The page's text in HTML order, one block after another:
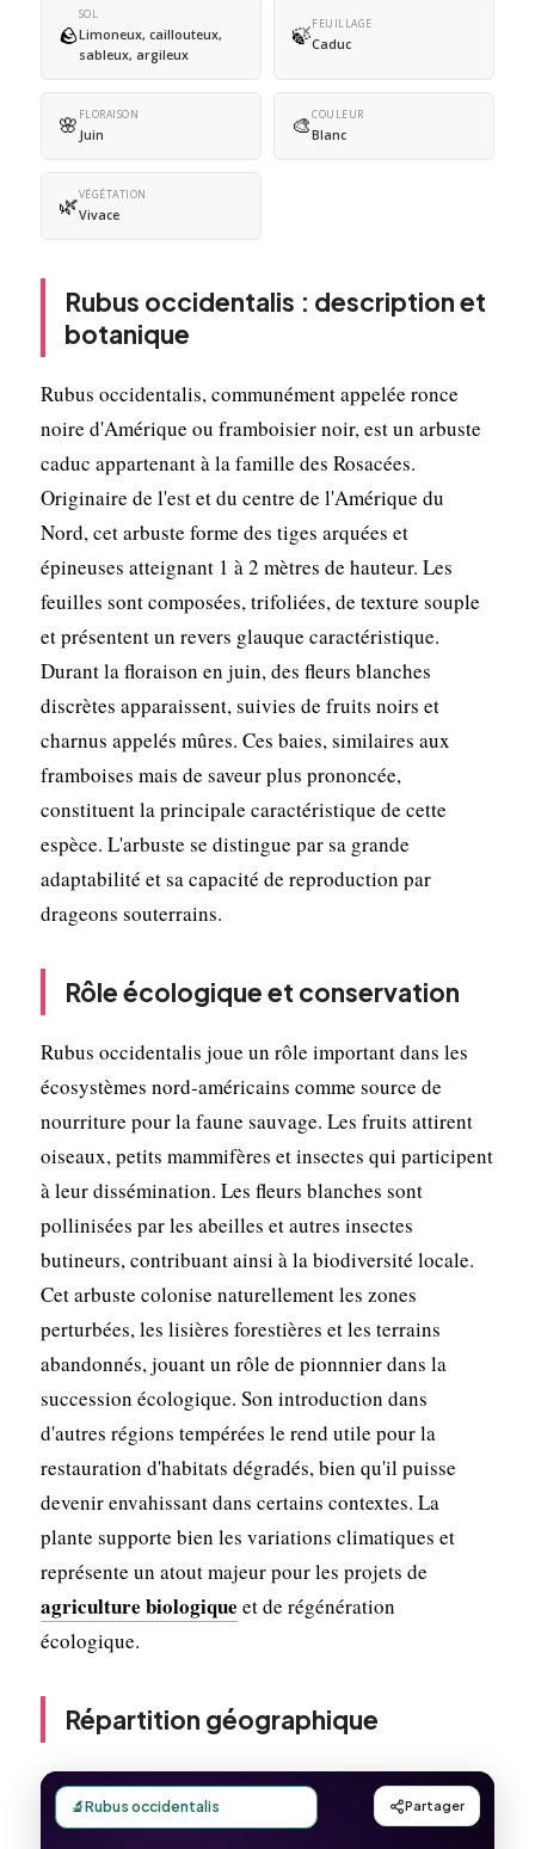
🪨
SOL
Limoneux, caillouteux,
sableux, argileux
🍃FEUILLAGE
Caduc
🌸 FLORAISON
Juin 🎨COULEUR
Blanc
🌿VÉGÉTATION
Vivace
Rubus occidentalis : description et
botanique
Rubus occidentalis, communément appelée ronce
noire d'Amérique ou framboisier noir, est un arbuste
caduc appartenant à la famille des Rosacées.
Originaire de l'est et du centre de l'Amérique du
Nord, cet arbuste forme des tiges arquées et
épineuses atteignant 1 à 2 mètres de hauteur. Les
feuilles sont composées, trifoliées, de texture souple
et présentent un revers glauque caractéristique.
Durant la floraison en juin, des fleurs blanches
discrètes apparaissent, suivies de fruits noirs et
charnus appelés mûres. Ces baies, similaires aux
framboises mais de saveur plus prononcée,
constituent la principale caractéristique de cette
espèce. L'arbuste se distingue par sa grande
adaptabilité et sa capacité de reproduction par
drageons souterrains.
Rôle écologique et conservation
Rubus occidentalis joue un rôle important dans les
écosystèmes nord-américains comme source de
nourriture pour la faune sauvage. Les fruits attirent
oiseaux, petits mammifères et insectes qui participent
à leur dissémination. Les fleurs blanches sont
pollinisées par les abeilles et autres insectes
butineurs, contribuant ainsi à la biodiversité locale.
Cet arbuste colonise naturellement les zones
perturbées, les lisières forestières et les terrains
abandonnés, jouant un rôle de pionnnier dans la
succession écologique. Son introduction dans
d'autres régions tempérées le rend utile pour la
restauration d'habitats dégradés, bien qu'il puisse
devenir envahissant dans certains contextes. La
plante supporte bien les variations climatiques et
représente un atout majeur pour les projets de
agriculture biologique et de régénération
écologique.
Répartition géographique